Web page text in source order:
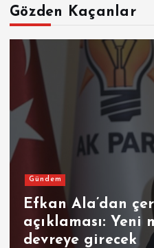
Gözden Kaçanlar
Gündem
Efkan Ala’dan
açıklaması: Yeni
devreye girecek